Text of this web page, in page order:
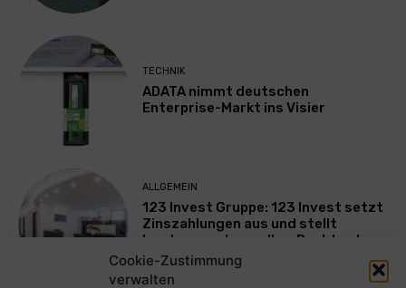
Cookie-Zustimmung
verwalten
TECHNIK
ADATA nimmt deutschen
Enterprise-Markt ins Visier
ALLGEMEIN
123 Invest Gruppe: 123 Invest setzt
Zinszahlungen aus und stellt
Insolvenzantrag – Ihre Rechte als
Anleger